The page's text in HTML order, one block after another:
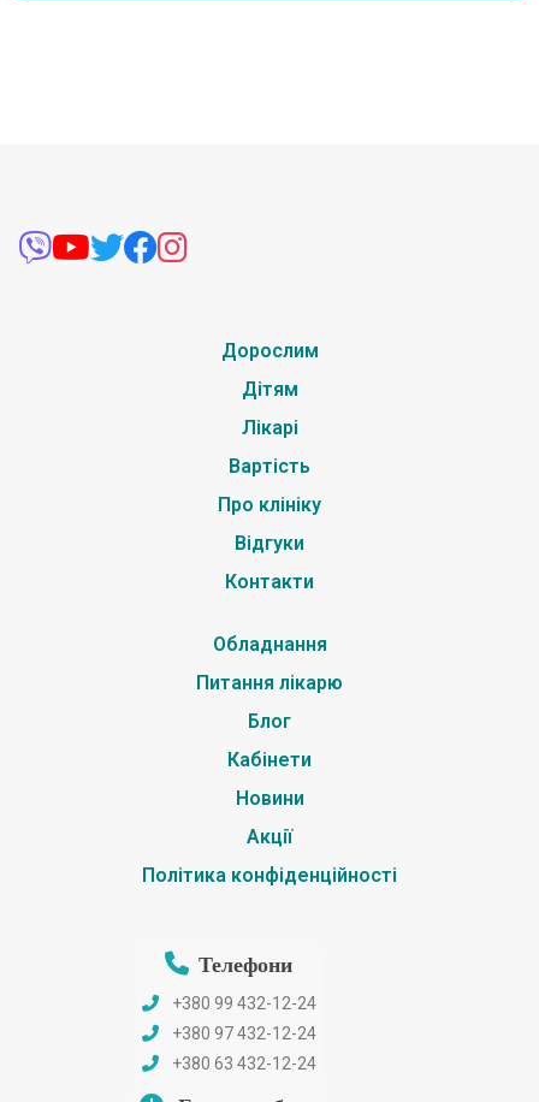
Дорослим
Дітям
Лікарі
Вартість
Про клініку
Відгуки
Контакти
Обладнання
Питання лікарю
Блог
Кабінети
Новини
Акції
Політика конфіденційності
Телефони
+380 99 432-12-24
+380 97 432-12-24
+380 63 432-12-24